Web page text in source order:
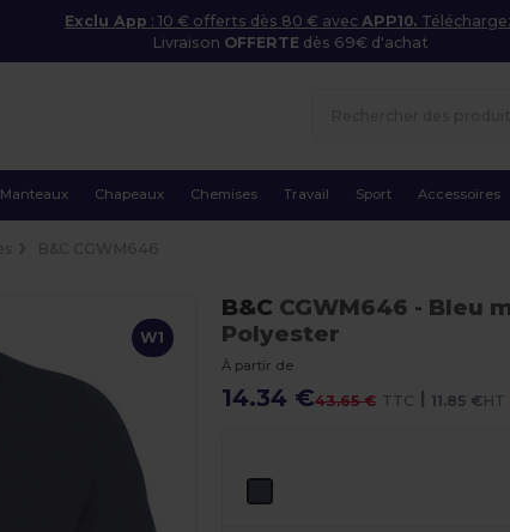
Exclu App : 10 € offerts dès 80 € avecAPP10.
Livraison OFFERTE dès 69€ d'achat
Manteaux Chapeaux Chemises Travail Sport Accessoires
W1
B&C CGWM646 - Bleu
Polyester
À partir de
14.34 €43.65 € TTC | 11.85 €HT